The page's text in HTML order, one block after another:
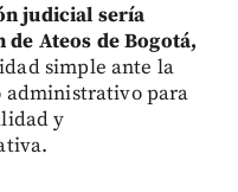
judicial sería
Ateos de Bogotá,
simple ante la
administrativo para
y